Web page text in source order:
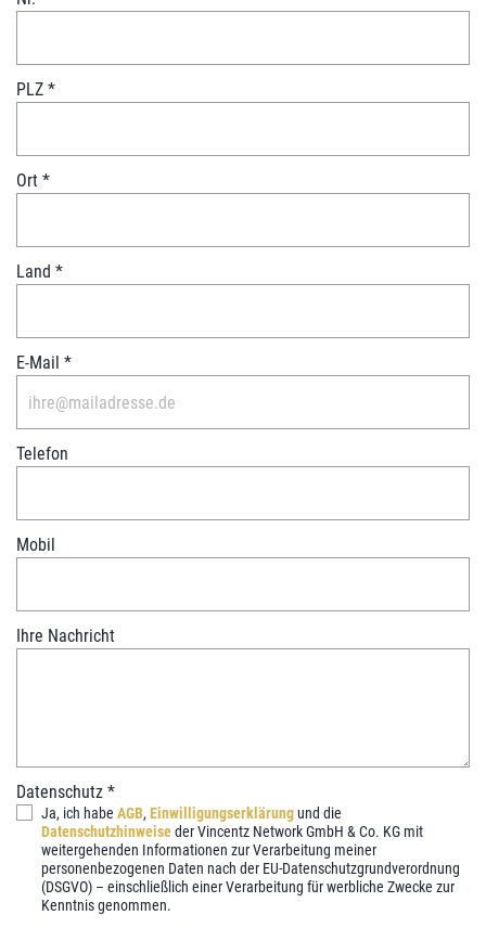
PLZ *
Ort *
Land *
E-Mail *
Telefon
Mobil
Ihre Nachricht
Datenschutz *
Ja, ich habe AGB, Einwilligungserklärungund die
Datenschutzhinweiseder Vincentz Network GmbH & Co. KG mit
weitergehenden Informationen zur Verarbeitung meiner
personenbezogenen Daten nach der EU-Datenschutzgrundverordnung
(DSGVO) – einschließlich einer Verarbeitung für werbliche Zwecke zur
Kenntnis genommen.